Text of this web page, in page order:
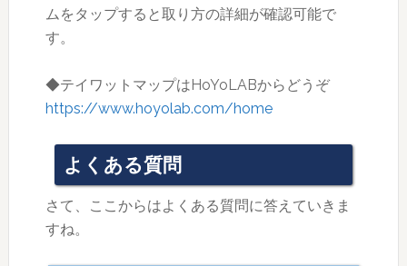
ムをタップすると取り方の詳細が確認可能で
す。
◆テイワットマップはHoYoLABからどうぞ
https://www.hoyolab.com/home
よくある質問
さて、ここからはよくある質問に答えていきま
すね。